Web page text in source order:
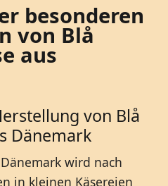
besonderen
von Blå
aus
von Blå
Dänemark
wird nach
in kleinen Käsereien